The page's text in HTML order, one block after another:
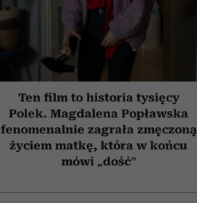
Ten film to historia tysięcy
Polek. Magdalena Popławska
fenomenalnie zagrała zmęczoną
życiem matkę, która w końcu
mówi „dość”